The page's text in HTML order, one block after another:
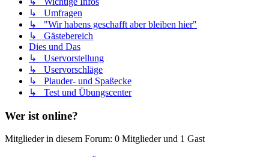
↳ Umfragen
↳ "Wir habens geschafft aber bleiben hier"
↳ Gästebereich
Dies und Das
↳ Uservorstellung
↳ Uservorschläge
↳ Plauder- und Spaßecke
↳ Test und Übungscenter
Wer ist online?
Mitglieder in diesem Forum: 0 Mitglieder und 1 Gast